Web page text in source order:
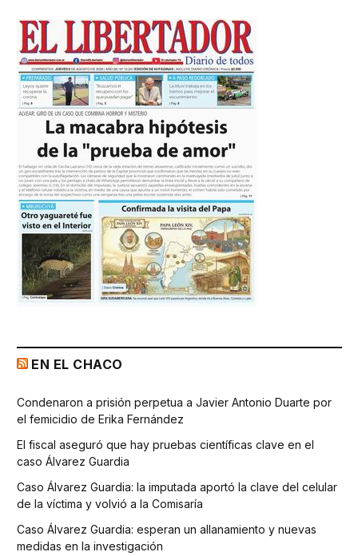
EN EL CHACO
Condenaron a prisión perpetua a Javier Antonio Duarte por
el femicidio de Erika Fernández
El fiscal aseguró que hay pruebas científicas clave en el
caso Álvarez Guardia
Caso Álvarez Guardia: la imputada aportó la clave del celular
de la víctima y volvió a la Comisaría
Caso Álvarez Guardia: esperan un allanamiento y nuevas
medidas en la investigación